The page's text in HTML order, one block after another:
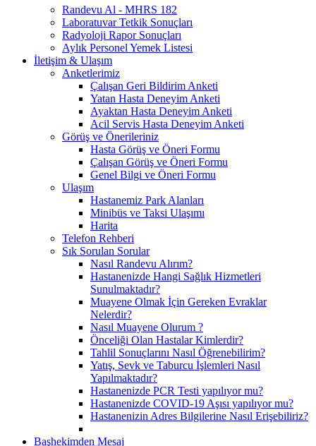
Randevu Al - MHRS 182
Laboratuvar Tetkik Sonuçları
Radyoloji Rapor Sonuçları
Aylık Personel Yemek Listesi
İletişim & Ulaşım
Anketlerimiz
Çalışan Geri Bildirim Anketi
Yatan Hasta Deneyim Anketi
Ayaktan Hasta Deneyim Anketi
Acil Servis Hasta Deneyim Anketi
Görüş ve Önerileriniz
Hasta Görüş ve Öneri Formu
Çalışan Görüş ve Öneri Formu
Genel Bilgi ve Öneri Formu
Ulaşım
Hastanemiz Park Alanları
Minibüs ve Taksi Ulaşımı
Harita
Telefon Rehberi
Sık Sorulan Sorular
Nasıl Randevu Alırım?
Hastanenizde Hangi Sağlık Hizmetleri
Sunulmaktadır?
Muayene Olmak İçin Gereken Evraklar
Nelerdir?
Nasıl Muayene Olurum ?
Önceliği Olan Hastalar Kimlerdir?
Tahlil Sonuçlarını Nasıl Öğrenebilirim?
Yatış, Sevk ve Taburcu İşlemleri Nasıl
Yapılmaktadır?
Hastanenizde PCR Testi yapılıyor mu?
Hastanenizde COVID-19 Aşısı yapılıyor mu?
Hastanenizin Adres Bilgilerine Nasıl Erişebiliriz?
Başhekimden Mesaj